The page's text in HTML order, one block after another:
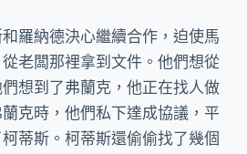
羅納德決心繼續合作，迫使馬
老闆那裡拿到文件。他們想從
想到了弗蘭克，他正在找人做
克時，他們私下達成協議，平
蒂斯。柯蒂斯還偷偷找了幾個